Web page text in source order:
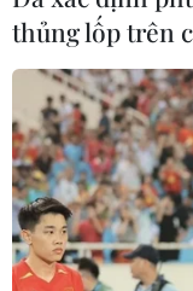
Theo dõi
TIN LIÊN
thủng lốp trên